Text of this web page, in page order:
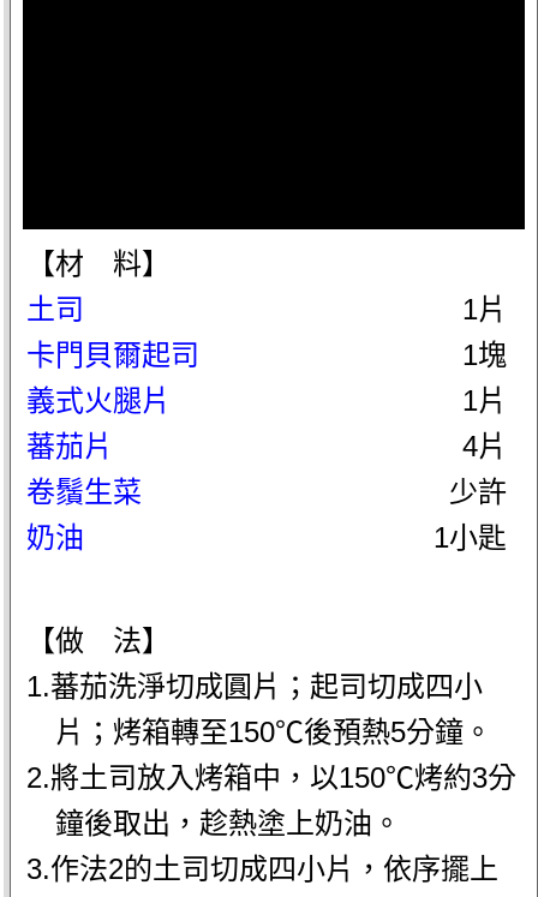
【材 料】
土司
1片
卡門貝爾起司
1塊
義式火腿片
1片
蕃茄片
4片
卷鬚生菜
少許
奶油
1小匙
【做 法】
1.蕃茄洗淨切成圓片；起司切成四小
片；烤箱轉至150℃後預熱5分鐘。
2.將土司放入烤箱中，以150℃烤約3分
鐘後取出，趁熱塗上奶油。
3.作法2的土司切成四小片，依序擺上